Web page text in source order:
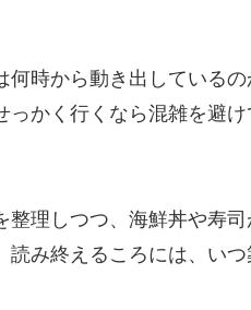
時から動き出しているの
かく行くなら混雑を避け
理しつつ、海鮮丼や寿司
み終えるころには、いつ